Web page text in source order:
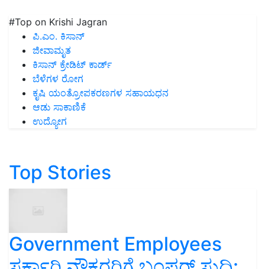
#Top on Krishi Jagran
ಪಿ.ಎಂ. ಕಿಸಾನ್
ಜೀವಾಮೃತ
ಕಿಸಾನ್ ಕ್ರೇಡಿಟ್ ಕಾರ್ಡ್
ಬೆಳೆಗಳ ರೋಗ
ಕೃಷಿ ಯಂತ್ರೋಪಕರಣಗಳ ಸಹಾಯಧನ
ಆಡು ಸಾಕಾಣಿಕೆ
ಉದ್ಯೋಗ
Top Stories
Government Employees